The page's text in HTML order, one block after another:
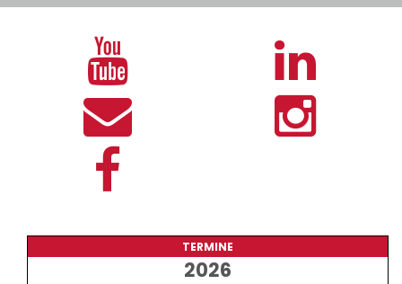
TERMINE
2026